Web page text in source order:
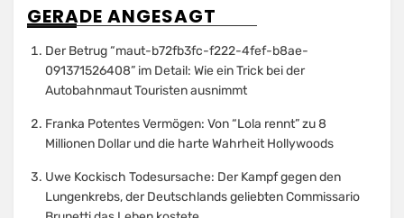
GERADE ANGESAGT
Der Betrug “maut-b72fb3fc-f222-4fef-b8ae-
091371526408” im Detail: Wie ein Trick bei der
Autobahnmaut Touristen ausnimmt
Franka Potentes Vermögen: Von “Lola rennt” zu 8
Millionen Dollar und die harte Wahrheit Hollywoods
Uwe Kockisch Todesursache: Der Kampf gegen den
Lungenkrebs, der Deutschlands geliebten Commissario